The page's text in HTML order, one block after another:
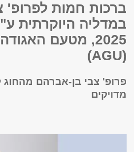
ברכות חמות לפרופ'
במדליה היוקרתית
2025, מטעם
(AGU)
פרופ' צבי בן-אברהם מהחוג
מדויקים